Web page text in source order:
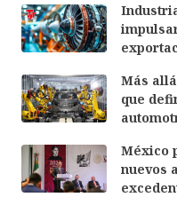
Más
que
México
nuevos